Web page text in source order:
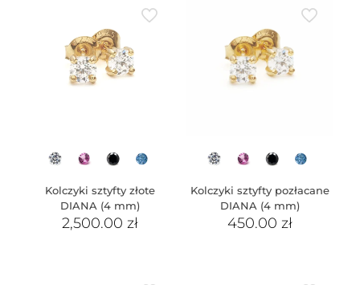
Kolczyki sztyfty złote
DIANA (4 mm)
2,500.00zł
Kolczyki sztyfty pozłacane
DIANA (4 mm)
450.00 zł